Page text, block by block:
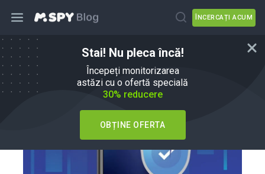
ÎNCERCAȚI ACUM
Stai! Nu pleca încă!
Începeți monitorizarea
astăzi cu o ofertă specială
30% reducere
OBȚINE OFERTA
Cum să